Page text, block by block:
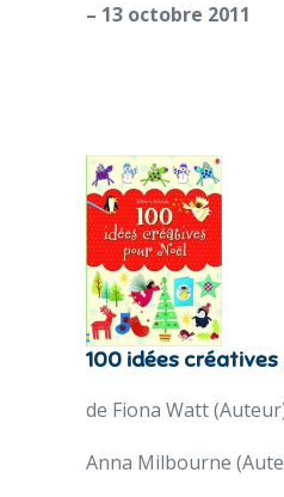
– 13 octobre 2011
100 idées créatives
de Fiona Watt
Anna Milbourne